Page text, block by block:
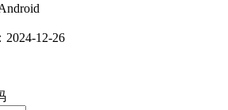
2024-12-26